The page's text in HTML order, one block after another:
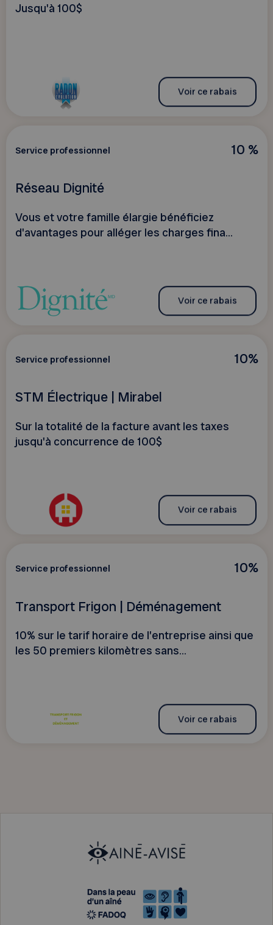
Jusqu'à 100$
Voir ce rabais
10 %
Service professionnel
Réseau Dignité
Vous et votre famille élargie bénéficiez
d'avantages pour alléger les charges fina...
Voir ce rabais
10%
Service professionnel
STM Électrique | Mirabel
Sur la totalité de la facture avant les taxes
jusqu'à concurrence de 100$
Voir ce rabais
10%
Service professionnel
Transport Frigon | Déménagement
10% sur le tarif horaire de l’entreprise ainsi que
les 50 premiers kilomètres sans...
Voir ce rabais